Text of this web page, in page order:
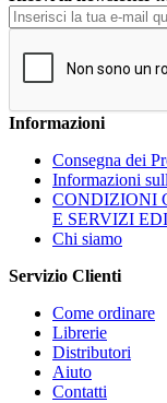
Informazioni
Consegna dei
Informazioni
CONDIZIONI
E SERVIZI
Chi siamo
Servizio Clienti
Come ordinare
Librerie
Distributori
Aiuto
Contatti